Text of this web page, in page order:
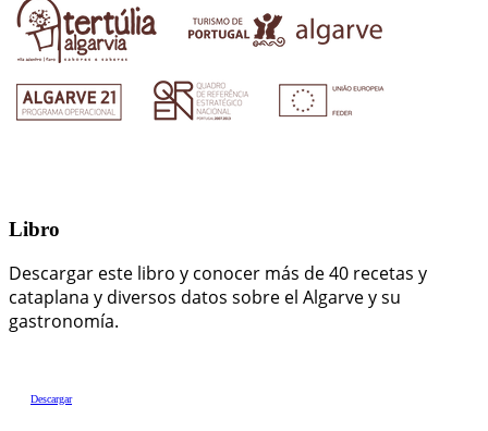
Libro
Descargar este libro y conocer más de 40 recetas y
cataplana y diversos datos sobre el Algarve y su
gastronomía.
Descargar